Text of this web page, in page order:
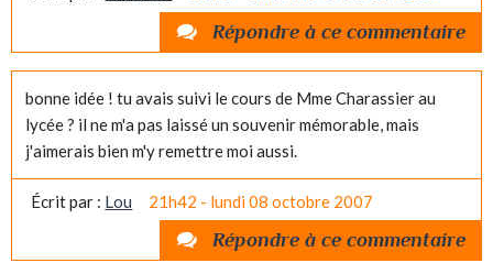
Répondre à ce commentaire
bonne idée ! tu avais suivi le cours de Mme Charassier au
lycée ? il ne m'a pas laissé un souvenir mémorable, mais
j'aimerais bien m'y remettre moi aussi.
Écrit par : Lou 21h42 - lundi 08 octobre 2007
Répondre à ce commentaire